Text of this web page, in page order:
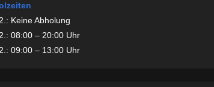
Keine Abholung
08:00 – 20:00 Uhr
09:00 – 13:00 Uhr